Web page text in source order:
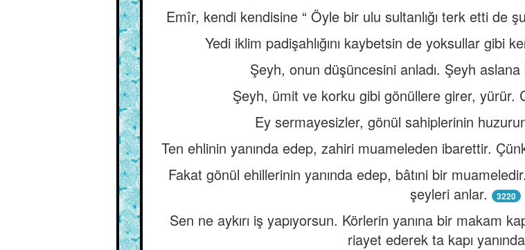
Emîr, kendi kendisine “ Öyle bir ulu sultanlığı terk etti de
Yedi iklim padişahlığını kaybetsin de yoksullar gibi
Şeyh, onun düşüncesini anladı. Şeyh
Şeyh, ümit ve korku gibi gönüllere girer, yürür.
Ey sermayesizler, gönül sahiplerinin
Ten ehlinin yanında edep, zahiri muameleden ibarettir.
Fakat gönül ehillerinin yanında edep, bâtıni bir
şeyleri anlar.
3220
Sen ne aykırı iş yapıyorsun. Körlerin yanına bir makam
riayet ederek ta kapı